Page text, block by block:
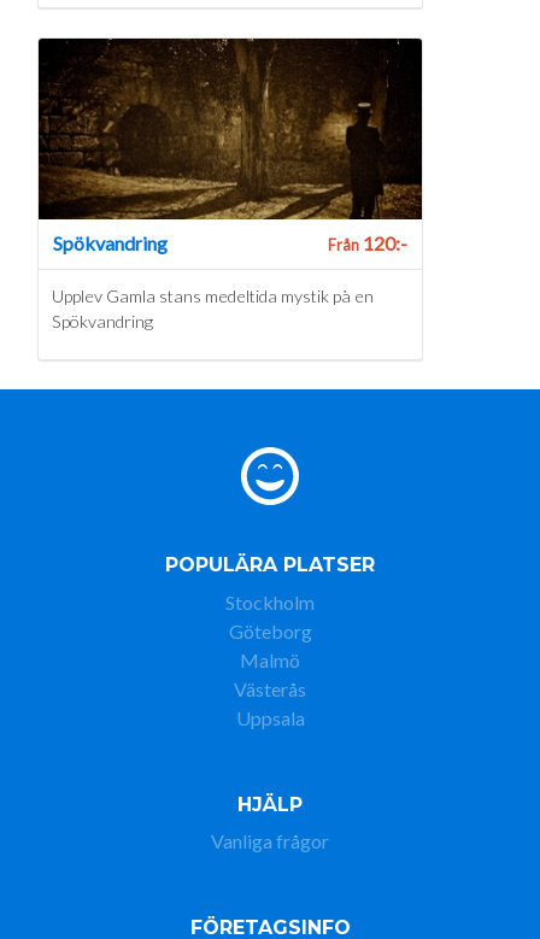
Spökvandring Från120:-
Upplev Gamla stans medeltida mystik på en
Spökvandring
POPULÄRA PLATSER
Stockholm
Göteborg
Malmö
Västerås
Uppsala
HJÄLP
Vanliga frågor
FÖRETAGSINFO